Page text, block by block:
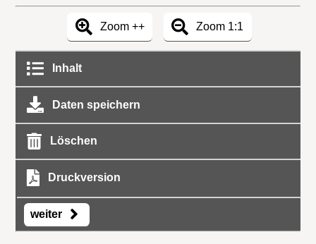
Zoom ++ Zoom 1:1
Inhalt
Daten speichern
Löschen
Druckversion
weiter